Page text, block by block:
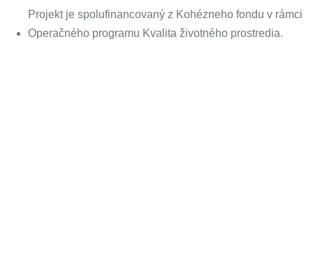
Projekt je spolufinancovaný z Kohézneho fondu v rámci
Operačného programu Kvalita životného prostredia.